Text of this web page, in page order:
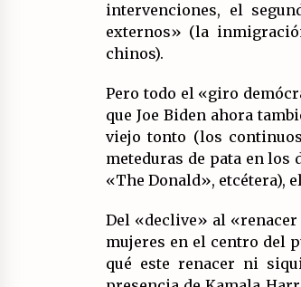
intervenciones, el
externos» (la
chinos).
Pero todo el «giro
que Joe Biden ahora
viejo tonto (los
meteduras de pata en
«The Donald», etcétera),
Del «declive» al «renacer
mujeres en el centro del
qué este renacer ni